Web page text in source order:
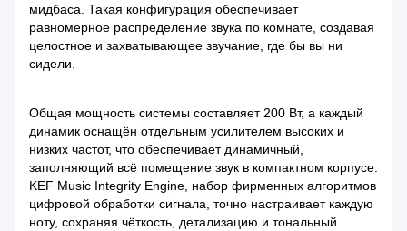
мидбаса. Такая конфигурация обеспечивает
равномерное распределение звука по комнате, создавая
целостное и захватывающее звучание, где бы вы ни
сидели.
Общая мощность системы составляет 200 Вт, а каждый
динамик оснащён отдельным усилителем высоких и
низких частот, что обеспечивает динамичный,
заполняющий всё помещение звук в компактном корпусе.
KEF Music Integrity Engine, набор фирменных алгоритмов
цифровой обработки сигнала, точно настраивает каждую
ноту, сохраняя чёткость, детализацию и тональный